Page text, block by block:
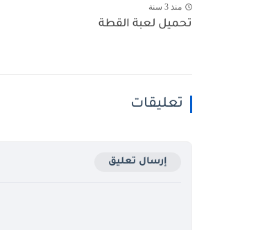
منذ 3 سنة
تحميل لعبة القطة
تعليقات
إرسال تعليق